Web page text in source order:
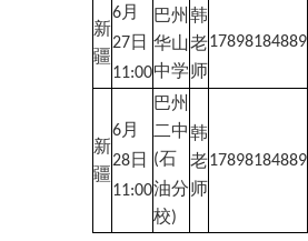
新
疆
6月
27日
11:00
巴州
华山
中学
韩
老
师
17898184889
新
疆
6月
28日
11:00
巴州
二中
(石
油分
校)
韩
老
师
17898184889